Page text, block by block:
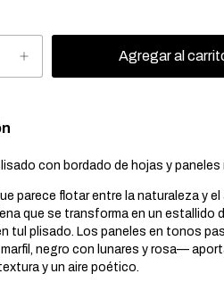
con bordado de hojas y paneles
parece flotar entre la naturaleza y
que se transforma en un estallido
tul plisado. Los paneles en tonos
negro con lunares y rosa—
y un aire poético.